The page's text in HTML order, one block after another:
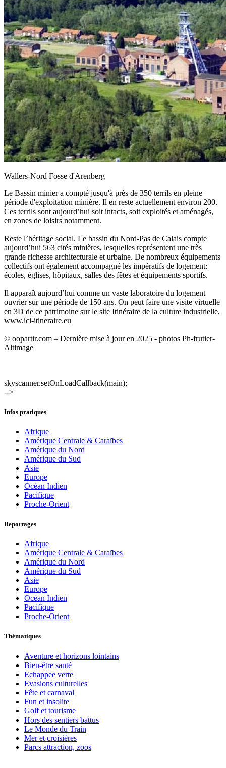
Wallers-Nord Fosse d'Arenberg
Le Bassin minier a compté jusqu'à près de 350 terrils en pleine
période d'exploitation minière. Il en reste actuellement environ 200.
Ces terrils sont aujourd’hui soit intacts, soit exploités et aménagés,
en zones de loisirs notamment.
Reste l’héritage social. Le bassin du Nord-Pas de Calais compte
aujourd’hui 563 cités minières, lesquelles représentent une très
grande richesse architecturale et urbaine. De nombreux équipements
collectifs ont également accompagné les impératifs de logement:
écoles, églises, hôpitaux, salles des fêtes et équipements sportifs.
Il apparaît aujourd’hui comme un vaste laboratoire du logement
ouvrier sur une période de 150 ans. On peut faire une visite virtuelle
en 3D de ce patrimoine sur le site Itinéraire de la culture industrielle,
www.ici-itineraire.eu
© oopartir.com – Dernière mise à jour en 2025 - photos Ph-frutier-
Altimage
skyscanner.setOnLoadCallback(main);
-->
Infos pratiques
Afrique
Amérique Centrale & Caraïbes
Amérique du Nord
Amérique du Sud
Asie
Europe
Océan Indien
Pacifique
Proche-Orient
Reportages
Afrique
Amérique Centrale & Caraïbes
Amérique du Nord
Amérique du Sud
Asie
Europe
Océan Indien
Pacifique
Proche-Orient
Thématiques
Aventure et horizons lointains
Bien-être santé
Echappee verte
Evasions culturelles
Fête et carnaval
Fun et insolite
Golf et tourisme
Hors des sentiers battus
Le Monde du Train
Mer et croisières
Parcs attraction, zoos